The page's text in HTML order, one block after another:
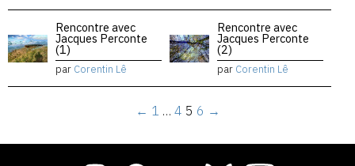
Rencontre avec
Jacques Perconte
(1)
par Corentin Lê
Rencontre avec
Jacques Perconte
(2)
par Corentin Lê
← 1 … 4 5 6 →